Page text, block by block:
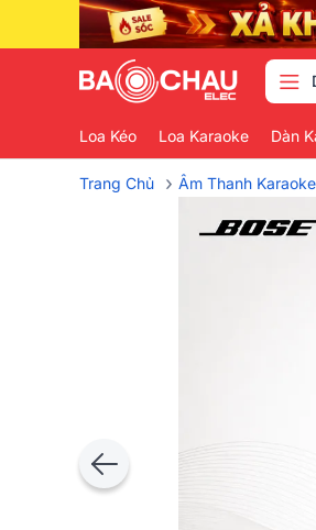
Loa Kéo Loa Karaoke Dàn
Trang Chủ › Âm Thanh Karaoke